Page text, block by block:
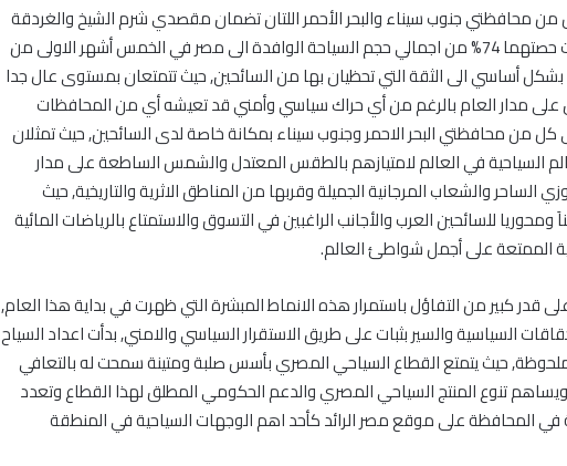
من محافظتي جنوب سيناء والبحر الأحمر اللتان تضمان مقصدي شرم الشيخ والغردقة
بالصدارة حيث كانت حصتهما 74% من اجمالي حجم السياحة الوافدة الى مصر في الخمس أشهر الاولى من
ذلك بشكل أساسي الى الثقة التي تحظيان بها من السائحين, حيث تتمتعان بمستوى عال جدا
على مدار العام بالرغم من أي حراك سياسي وأمني قد تعيشه أي من المحافظات
من محافظتي البحر الاحمر وجنوب سيناء بمكانة خاصة لدى السائحين, حيث تمثلان
السياحية في العالم لامتيازهم بالطقس المعتدل والشمس الساطعة على مدار
الساحر والشعاب المرجانية الجميلة وقربها من المناطق الاثرية والتاريخية, حيث
للسائحين العرب والأجانب الراغبين في التسوق والاستمتاع بالرياضات المائية
الممتعة على أجمل شواطئ العالم.
على قدر كبير من التفاؤل باستمرار هذه الانماط المبشرة التي ظهرت في بداية هذا العام,
السياسية والسير بثبات على طريق الاستقرار السياسي والامني, بدأت اعداد السياح
حيث يتمتع القطاع السياحي المصري بأسس صلبة ومتينة سمحت له بالتعافي
تنوع المنتج السياحي المصري والدعم الحكومي المطلق لهذا القطاع وتعدد
في المحافظة على موقع مصر الرائد كأحد اهم الوجهات السياحية في المنطقة